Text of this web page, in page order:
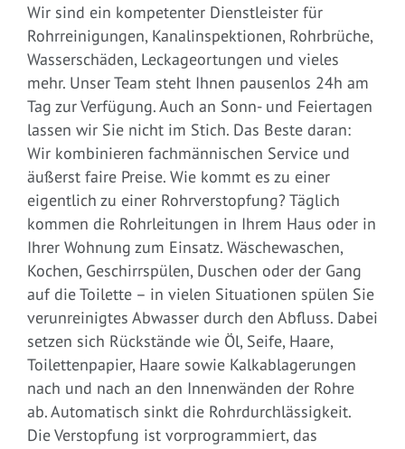
Wir sind ein kompetenter Dienstleister für
Rohrreinigungen, Kanalinspektionen, Rohrbrüche,
Wasserschäden, Leckageortungen und vieles
mehr. Unser Team steht Ihnen pausenlos 24h am
Tag zur Verfügung. Auch an Sonn- und Feiertagen
lassen wir Sie nicht im Stich. Das Beste daran:
Wir kombinieren fachmännischen Service und
äußerst faire Preise. Wie kommt es zu einer
eigentlich zu einer Rohrverstopfung? Täglich
kommen die Rohrleitungen in Ihrem Haus oder in
Ihrer Wohnung zum Einsatz. Wäschewaschen,
Kochen, Geschirrspülen, Duschen oder der Gang
auf die Toilette – in vielen Situationen spülen Sie
verunreinigtes Abwasser durch den Abfluss. Dabei
setzen sich Rückstände wie Öl, Seife, Haare,
Toilettenpapier, Haare sowie Kalkablagerungen
nach und nach an den Innenwänden der Rohre
ab. Automatisch sinkt die Rohrdurchlässigkeit.
Die Verstopfung ist vorprogrammiert, das